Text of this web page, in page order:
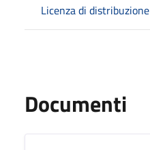
Licenza di distribuzione
Documenti